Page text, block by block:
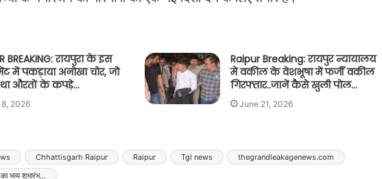
BREAKING: रायपुरा के इस
में पकड़ाया अनोखा चोर, जो
था औरतों के कपड़े…
2026
Raipur Breaking: रायपुर न्यायालय
में वकील के वेशभूषा में फर्जी वकील
गिरफ्तार..जानें कैसे खुली पोल…
June 21, 2026
Chhattisgarh Raipur Raipur Tgl news
thegrandleakagenews.com
भव्य शुभारंभ...